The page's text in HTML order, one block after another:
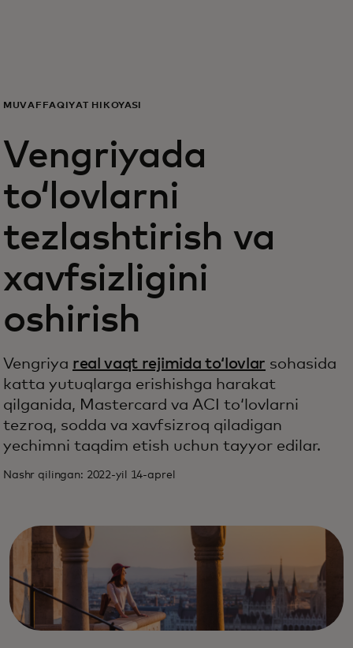
Innovatorlar uchun
Yangiliklar va trendlar
MUVAFFAQIYAT HIKOYASI
Vengriyada
toʻlovlarni
tezlashtirish va
xavfsizligini
oshirish
Vengriya real vaqt rejimida toʻlovlar sohasida
katta yutuqlarga erishishga harakat
qilganida, Mastercard va ACI toʻlovlarni
tezroq, sodda va xavfsizroq qiladigan
yechimni taqdim etish uchun tayyor edilar.
Nashr qilingan: 2022-yil 14-aprel